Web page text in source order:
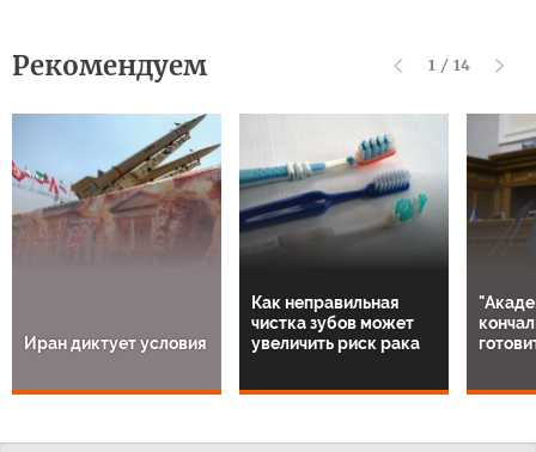
Рекомендуем 1 / 14
Иран диктует условия
Как неправильная
чистка зубов может
увеличить риск рака